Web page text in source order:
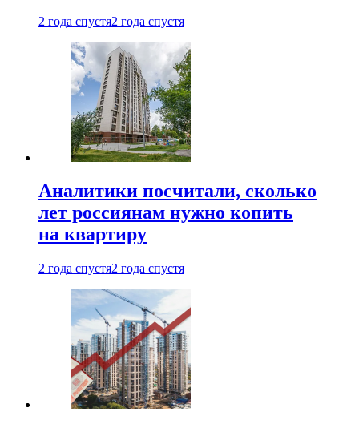
2 года спустя2 года спустя
Аналитики посчитали, сколько
лет россиянам нужно копить
на квартиру
2 года спустя2 года спустя